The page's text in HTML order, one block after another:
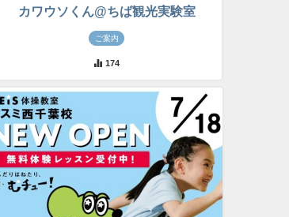
カワウソくん@ちば観光実験室
ご案内
174